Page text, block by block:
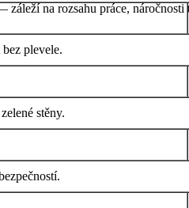
na rozsahu práce,
plevele.
stěny.